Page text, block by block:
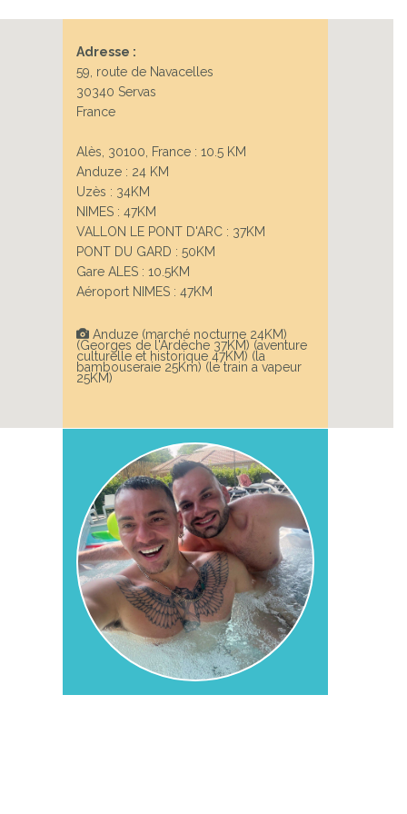
Adresse :
59, route de Navacelles
30340 Servas
France
Alès, 30100, France : 10.5 KM
Anduze : 24 KM
Uzès : 34KM
NIMES : 47KM
VALLON LE PONT D'ARC : 37KM
PONT DU GARD : 50KM
Gare ALES : 10.5KM
Aéroport NIMES : 47KM
Anduze (marché nocturne 24KM)
(Georges de l'Ardèche 37KM) (aventure
culturelle et historique 47KM) (la
bambouseraie 25Km) (le train a vapeur
25KM)